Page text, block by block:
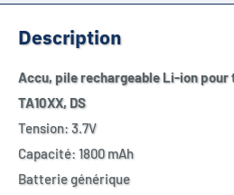
Description
Accu, pile rechargeable Li-ion
TA10XX, DS
Tension: 3.7V
Capacité: 1800 mAh
Batterie générique